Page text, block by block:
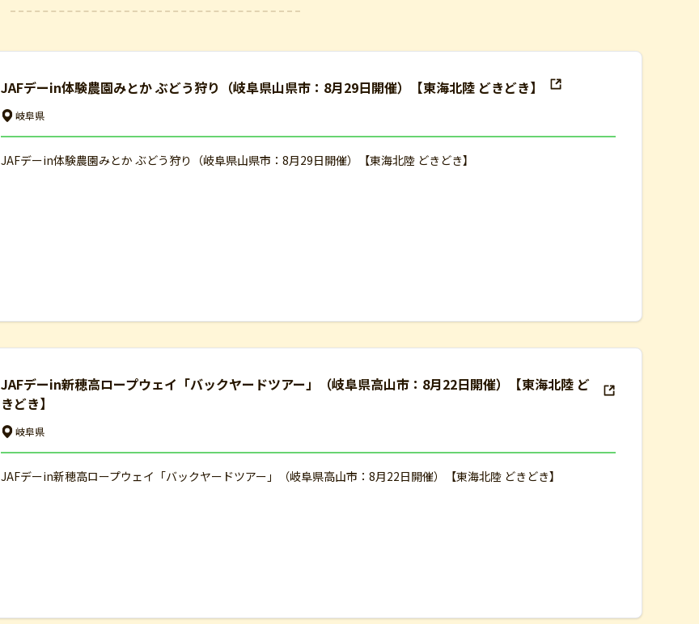
JAFデーin体験農園みとか ぶどう狩り（岐阜県山県市：8月29日開催）【東海北陸 どきどき】
岐阜県
JAFデーin体験農園みとか ぶどう狩り（岐阜県山県市：8月29日開催）【東海北陸 どきどき】
JAFデーin新穂高ロープウェイ「バックヤードツアー」（岐阜県高山市：8月22日開催）【東海北陸 ど
きどき】
岐阜県
JAFデーin新穂高ロープウェイ「バックヤードツアー」（岐阜県高山市：8月22日開催）【東海北陸 どきどき】